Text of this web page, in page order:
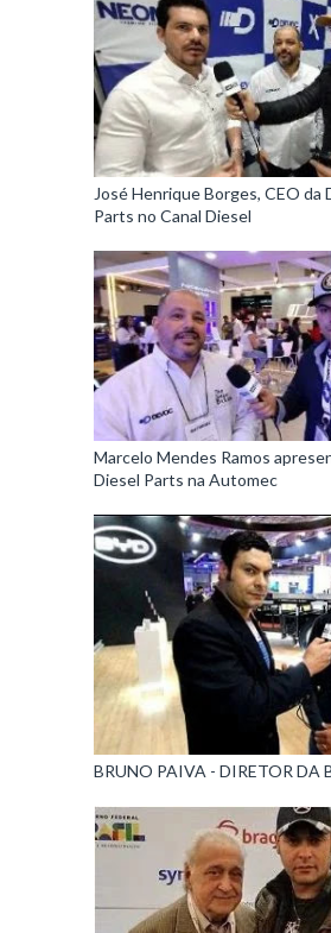
José Henrique Borges, CEO da
Parts no Canal Diesel
Marcelo Mendes Ramos
Diesel Parts na Automec
BRUNO PAIVA - DIRETOR DA